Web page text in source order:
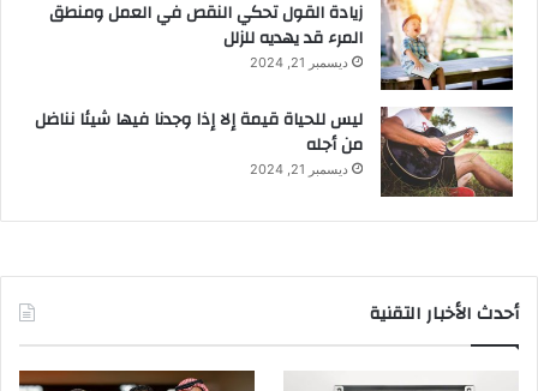
زيادة القول تحكي النقص في العمل ومنطق
المرء قد يهديه للزلل
ديسمبر 21, 2024
ليس للحياة قيمة إلا إذا وجدنا فيها شيئا نناضل
من أجله
ديسمبر 21, 2024
أحدث الأخبار التقنية